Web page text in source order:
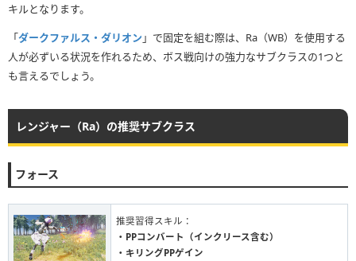
キルとなります。
「ダークファルス・ダリオン 」で固定を組む際は、Ra（WB）を使用する
人が必ずいる状況を作れるため、ボス戦向けの強力なサブクラスの1つと
も言えるでしょう。
レンジャー（Ra）の推奨サブクラス
フォース
推奨習得スキル：
・PPコンバート（インクリース含む）
・キリングPPゲイン